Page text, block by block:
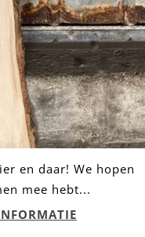
Meetlat /
en daar! We hopen
mee hebt...
vraag!